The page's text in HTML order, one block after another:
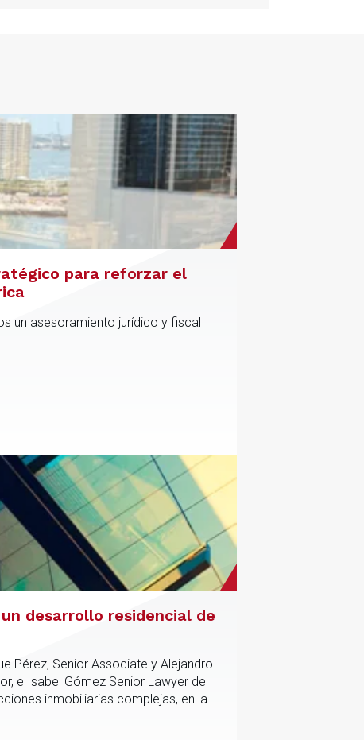
para reforzar el
un asesoramiento jurídico y fiscal
desarrollo residencial de
Pérez, Senior Associate y Alejandro
e Isabel Gómez Senior Lawyer del
inmobiliarias complejas, en las